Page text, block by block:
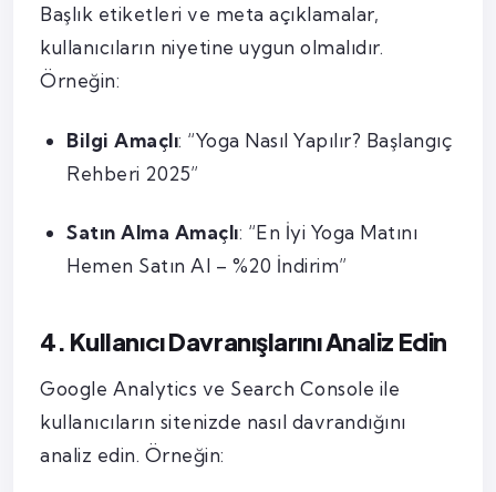
Başlık etiketleri ve meta açıklamalar,
kullanıcıların niyetine uygun olmalıdır.
Örneğin:
Bilgi Amaçlı: “Yoga Nasıl Yapılır? Başlangıç
Rehberi 2025”
Satın Alma Amaçlı: “En İyi Yoga Matını
Hemen Satın Al – %20 İndirim”
4. Kullanıcı Davranışlarını Analiz Edin
Google Analytics ve Search Console ile
kullanıcıların sitenizde nasıl davrandığını
analiz edin. Örneğin: